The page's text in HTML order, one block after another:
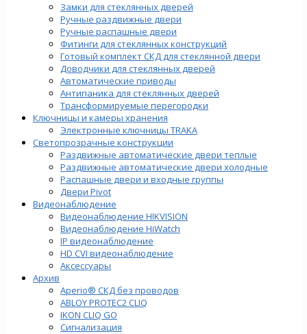
Замки для стеклянных дверей
Ручные раздвижные двери
Ручные распашные двери
Фитинги для стеклянных конструкций
Готовый комплект СКД для стеклянной двери
Доводчики для стеклянных дверей
Автоматические приводы
Антипаника для стеклянных дверей
Трансформируемые перегородки
Ключницы и камеры хранения
Электронные ключницы TRAKA
Светопрозрачные конструкции
Раздвижные автоматические двери теплые
Раздвижные автоматические двери холодные
Распашные двери и входные группы
Двери Pivot
Видеонаблюдение
Видеонаблюдение HIKVISION
Видеонаблюдение HiWatch
IP видеонаблюдение
HD CVI видеонаблюдение
Аксессуары
Архив
Aperio® СКД без проводов
ABLOY PROTEC2 CLIQ
IKON CLIQ GO
Сигнализация